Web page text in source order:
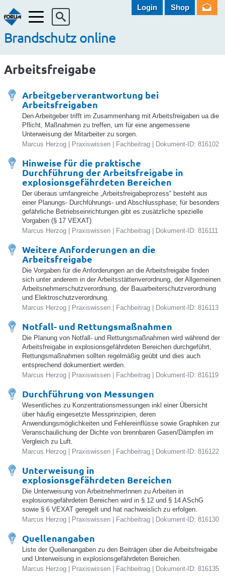
Menü
Brandschutz online
Login Shop
Arbeitsfreigabe
Arbeitgeberverantwortung bei
Arbeitsfreigaben
Den Arbeitgeber trifft im Zusammenhang mit Arbeitsfreigaben ua die
Pflicht, Maßnahmen zu treffen, um für eine angemessene
Unterweisung der Mitarbeiter zu sorgen.
Marcus Herzog | Praxiswissen | Fachbeitrag | Dokument-ID: 816102
Hinweise für die praktische
Durchführung der Arbeitsfreigabe in
explosionsgefährdeten Bereichen
Der überaus umfangreiche „Arbeitsfreigabeprozess“ besteht aus
einer Planungs- Durchführungs- und Abschlussphase; für besonders
gefährliche Betriebseinrichtungen gibt es zusätzliche spezielle
Vorgaben (§ 17 VEXAT)
Marcus Herzog | Praxiswissen | Fachbeitrag | Dokument-ID: 816111
Weitere Anforderungen an die
Arbeitsfreigabe
Die Vorgaben für die Anforderungen an die Arbeitsfreigabe finden
sich unter anderem in der Arbeitsstättenverordnung, der Allgemeinen
Arbeitsnehmerschutzverordnung, der Bauarbeiterschutzverordnung
und Elektroschutzverordnung.
Marcus Herzog | Praxiswissen | Fachbeitrag | Dokument-ID: 816113
Notfall- und Rettungsmaßnahmen
Die Planung von Notfall- und Rettungsmaßnahmen wird während der
Arbeitsfreigabe in explosionsgefährdeten Bereichen durchgeführt,
Rettungsmaßnahmen sollten regelmäßig geübt und dies auch
entsprechend dokumentiert werden.
Marcus Herzog | Praxiswissen | Fachbeitrag | Dokument-ID: 816119
Durchführung von Messungen
Wesentliches zu Konzentrationsmessungen inkl einer Übersicht
über häufig eingesetzte Messprinzipien, deren
Anwendungsmöglichkeiten und Fehlereinflüsse sowie Graphiken zur
Veranschaulichung der Dichte von brennbaren Gasen/Dämpfen im
Vergleich zu Luft.
Marcus Herzog | Praxiswissen | Fachbeitrag | Dokument-ID: 816122
Unterweisung in
explosionsgefährdeten Bereichen
Die Unterweisung von ArbeitnehmerInnen zu Arbeiten in
explosionsgefährdeten Bereichen wird in § 12 und § 14 ASchG
sowie § 6 VEXAT geregelt und hat nachweislich zu erfolgen.
Marcus Herzog | Praxiswissen | Fachbeitrag | Dokument-ID: 816130
Quellenangaben
Liste der Quellenangaben zu den Beiträgen über die Arbeitsfreigabe
und Unterweisung in explosionsgefährdeten Bereichen.
Marcus Herzog | Praxiswissen | Fachbeitrag | Dokument-ID: 816135